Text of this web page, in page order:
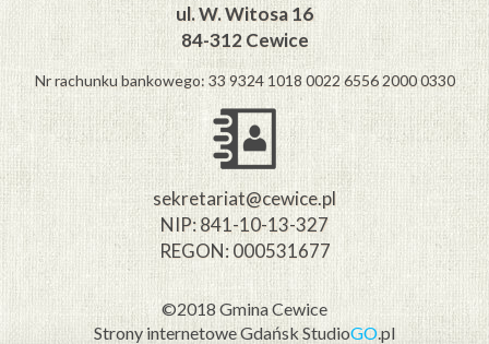
ul. W. Witosa 16
84-312 Cewice
Nr rachunku bankowego: 33 9324 1018 0022 6556 2000 0330
sekretariat@cewice.pl
NIP: 841-10-13-327
REGON: 000531677
©2018 Gmina Cewice
Strony internetowe GdańskStudioGO.pl